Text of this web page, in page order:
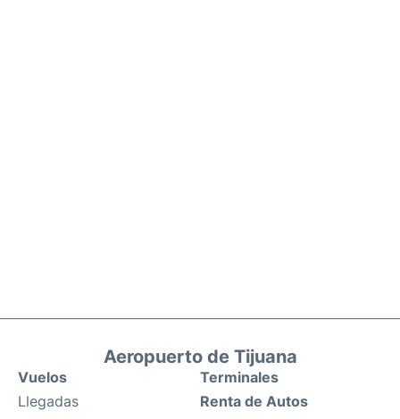
Aeropuerto de Tijuana
Vuelos
Llegadas
Terminales
Renta de Autos